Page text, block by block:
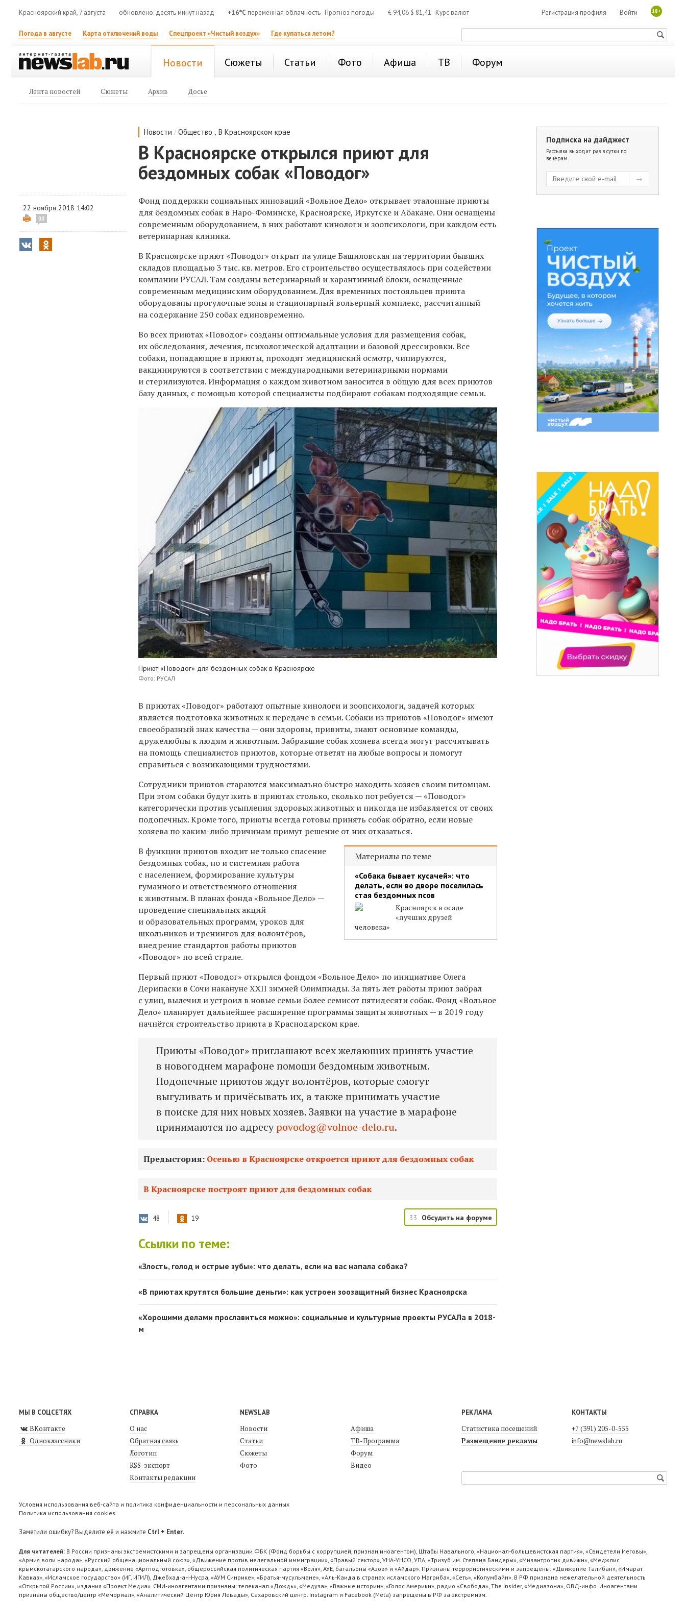
Красноярский край, 7 августа обновлено: десять минут назад +16°C переменная облачность Прогноз погоды € 94,06 $ 81,41 Курс валют 18+
Войти
Регистрация профиля
Погода в августе Карта отключений воды Спецпроект «Чистый воздух» Где купаться летом?
Новости Сюжеты Статьи Фото Афиша ТВ Форум
Лента новостей Сюжеты Архив Досье
Новости /Общество ,В Красноярском крае
В Красноярске открылся приют для
бездомных собак «Поводог»
22 ноября 2018 14:02
33
Фонд поддержки социальных инноваций «Вольное Дело» открывает эталонные приюты
для бездомных собак в Наро-Фоминске, Красноярске, Иркутске и Абакане. Они оснащены
современным оборудованием, в них работают кинологи и зоопсихологи, при каждом есть
ветеринарная клиника.
В Красноярске приют «Поводог» открыт на улице Башиловская на территории бывших
складов площадью 3 тыс. кв. метров. Его строительство осуществлялось при содействии
компании РУСАЛ. Там созданы ветеринарный и карантинный блоки, оснащенные
современным медицинским оборудованием. Для временных постояльцев приюта
оборудованы прогулочные зоны и стационарный вольерный комплекс, рассчитанный
на содержание 250 собак единовременно.
Во всех приютах «Поводог» созданы оптимальные условия для размещения собак,
их обследования, лечения, психологической адаптации и базовой дрессировки. Все
собаки, попадающие в приюты, проходят медицинский осмотр, чипируются,
вакцинируются в соответствии с международными ветеринарными нормами
и стерилизуются. Информация о каждом животном заносится в общую для всех приютов
базу данных, с помощью которой специалисты подбирают собакам подходящие семьи.
Приют «Поводог» для бездомных собак в Красноярске
Фото: РУСАЛ
В приютах «Поводог» работают опытные кинологи и зоопсихологи, задачей которых
является подготовка животных к передаче в семьи. Собаки из приютов «Поводог» имеют
своеобразный знак качества — они здоровы, привиты, знают основные команды,
дружелюбны к людям и животным. Забравшие собак хозяева всегда могут рассчитывать
на помощь специалистов приютов, которые ответят на любые вопросы и помогут
справиться с возникающими трудностями.
Сотрудники приютов стараются максимально быстро находить хозяев своим питомцам.
При этом собаки будут жить в приютах столько, сколько потребуется — «Поводог»
категорически против усыпления здоровых животных и никогда не избавляется от своих
подопечных. Кроме того, приюты всегда готовы принять собак обратно, если новые
хозяева по каким-либо причинам примут решение от них отказаться.
Материалы по теме
«Собака бывает кусачей»: что
делать, если во дворе поселилась
стая бездомных псов
Красноярск в осаде
«лучших друзей
человека»
В функции приютов входит не только спасение
бездомных собак, но и системная работа
с населением, формирование культуры
гуманного и ответственного отношения
к животным. В планах фонда «Вольное Дело» —
проведение специальных акций
и образовательных программ, уроков для
школьников и тренингов для волонтёров,
внедрение стандартов работы приютов
«Поводог» по всей стране.
Первый приют «Поводог» открылся фондом «Вольное Дело» по инициативе Олега
Дерипаски в Сочи накануне XXII зимней Олимпиады. За пять лет работы приют забрал
с улиц, вылечил и устроил в новые семьи более семисот пятидесяти собак. Фонд «Вольное
Дело» планирует дальнейшее расширение программы защиты животных — в 2019 году
начнётся строительство приюта в Краснодарском крае.
Приюты «Поводог» приглашают всех желающих принять участие
в новогоднем марафоне помощи бездомным животным.
Подопечные приютов ждут волонтёров, которые смогут
выгуливать и причёсывать их, а также принимать участие
в поиске для них новых хозяев. Заявки на участие в марафоне
принимаются по адресуpovodog@volnoe-delo.ru.
Предыстория: Осенью в Красноярске откроется приют для бездомных собак
В Красноярске построят приют для бездомных собак
48 19 33 Обсудить на форуме
Ссылки по теме:
«Злость, голод и острые зубы»: что делать, если на вас напала собака?
«В приютах крутятся большие деньги»: как устроен зоозащитный бизнес Красноярска
«Хорошими делами прославиться можно»: социальные и культурные проекты РУСАЛа в 2018-
м
Подписка на дайджест
Рассылка выходит раз в сутки по
вечерам.
МЫ В СОЦСЕТЯХ
ВКонтакте
Одноклассники
СПРАВКА
О нас
Обратная связь
Логотип
RSS-экспорт
Контакты редакции
NEWSLAB
Новости
Статьи
Сюжеты
Фото
Афиша
ТВ-Программа
Форум
Видео
РЕКЛАМА
Статистика посещений
Размещение рекламы
КОНТАКТЫ
+7 (391) 205-0-555
info@newslab.ru
Условия использования веб-сайта и политика конфиденциальности и персональных данных
Политика использования cookies
Заметили ошибку? Выделите её и нажмите Ctrl + Enter.
Для читателей: В России признаны экстремистскими и запрещены организации ФБК (Фонд борьбы с коррупцией, признан иноагентом), Штабы Навального, «Национал-большевистская партия», «Свидетели Иеговы»,
«Армия воли народа», «Русский общенациональный союз», «Движение против нелегальной иммиграции», «Правый сектор», УНА-УНСО, УПА, «Тризуб им. Степана Бандеры», «Мизантропик дивижн», «Меджлис
крымскотатарского народа», движение «Артподготовка», общероссийская политическая партия «Воля», АУЕ, батальоны «Азов» и «Айдар». Признаны террористическими и запрещены: «Движение Талибан», «Имарат
Кавказ», «Исламское государство» (ИГ, ИГИЛ), Джебхад-ан-Нусра, «АУМ Синрике», «Братья-мусульмане», «Аль-Каида в странах исламского Магриба», «Сеть», «Колумбайн». В РФ признана нежелательной деятельность
«Открытой России», издания «Проект Медиа». СМИ-иноагентами признаны: телеканал «Дождь», «Медуза», «Важные истории», «Голос Америки», радио «Свобода», The Insider, «Медиазона», ОВД-инфо. Иноагентами
признаны общество/центр «Мемориал», «Аналитический Центр Юрия Левады», Сахаровский центр. Instagram и Facebook (Metа) запрещены в РФ за экстремизм.